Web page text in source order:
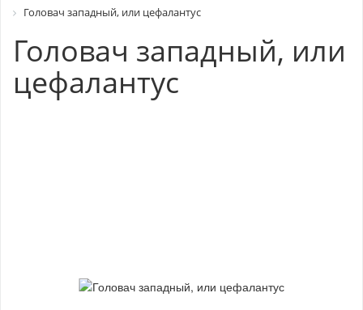
Головач западный, или цефалантус
Головач западный, или
цефалантус